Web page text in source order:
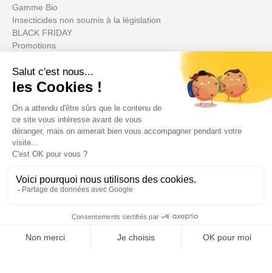
Gamme Bio
Insecticides non soumis à la législation
BLACK FRIDAY
Promotions
Votre compte
Informations
